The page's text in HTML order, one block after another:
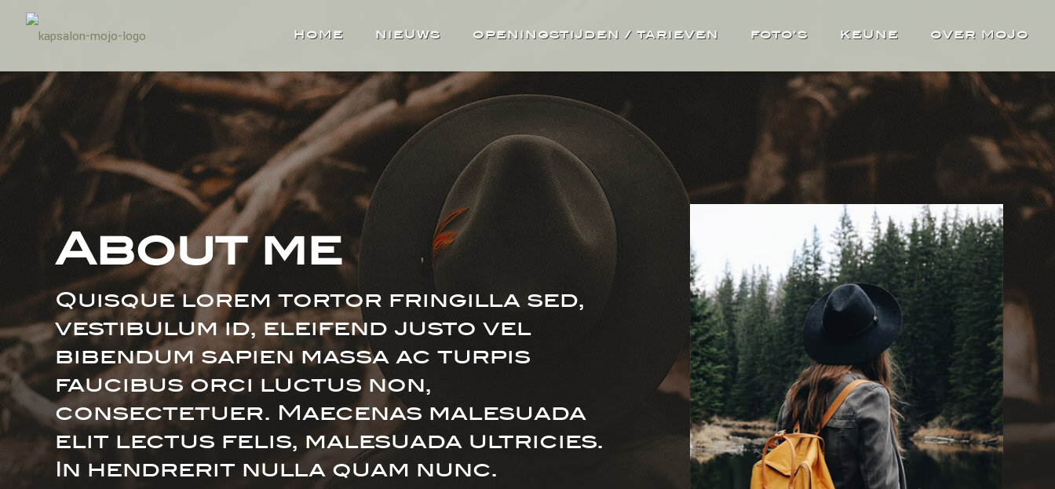
HOME NIEUWS OPENINGSTIJDEN / TARIEVEN FOTO’S KEUNE OVER MOJO
About me
Quisque lorem tortor fringilla sed,
vestibulum id, eleifend justo vel
bibendum sapien massa ac turpis
faucibus orci luctus non,
consectetuer. Maecenas malesuada
elit lectus felis, malesuada ultricies.
In hendrerit nulla quam nunc.